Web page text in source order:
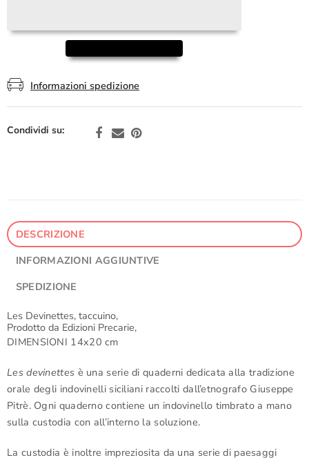
Informazioni spedizione
Condividi su:
DESCRIZIONE
INFORMAZIONI AGGIUNTIVE
SPEDIZIONE
Les Devinettes, taccuino,
Prodotto da Edizioni Precarie,
DIMENSIONI 14x20 cm
Les devinettes è una serie di quaderni dedicata alla tradizione
orale degli indovinelli siciliani raccolti dall’etnografo Giuseppe
Pitrè. Ogni quaderno contiene un indovinello timbrato a mano
sulla custodia con all’interno la soluzione.
La custodia è inoltre impreziosita da una serie di paesaggi